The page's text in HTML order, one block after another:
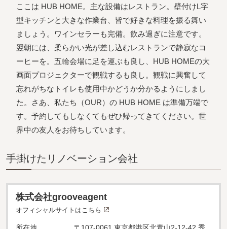
ここは HUB HOME。主な設備はレストラン。壁付けL字
型キッチンと大きな作業台、皆で好きな料理を振る舞い
ましょう。ワインセラーも完備。飲み過ぎに注意です。
翌朝には、柔らかい光が差し込むレストランで静寂なコ
ーヒーを。五輪会場に足を運ぶも良し、HUB HOMEの大
画面プロジェクターで観戦するも良し。観戦に興奮して
忘れがちなトイレも使用中かどうか分かるようにしまし
た。さあ、私たち（OUR）の HUB HOME は準備万端で
す。予約してもしなくてもぜひ帰ってきてください。世
界中の友人をお待ちしています。
⼿掛けたリノベーション会社
株式会社grooveagent
オフィシャルサイトはこちら